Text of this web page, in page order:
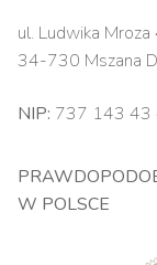
ul. Ludwika Mroza
34-730 Mszana
NIP: 737 143 43
W POLSCE